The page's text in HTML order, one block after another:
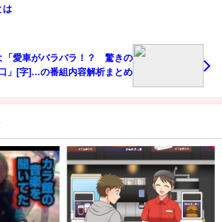
は
「愛車がバラバラ！？ 驚きの
」[字]…の番組内容解析まとめ